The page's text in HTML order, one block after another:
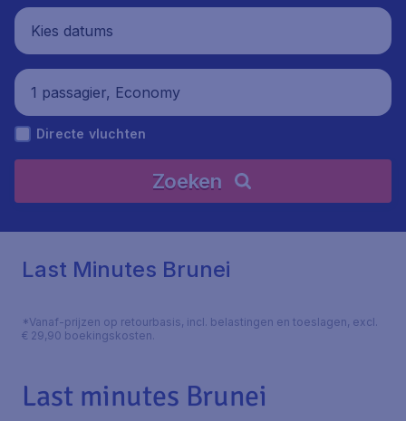
Kies datums
1 passagier, Economy
Directe vluchten
Zoeken
Last Minutes Brunei
*Vanaf-prijzen op retourbasis, incl. belastingen en toeslagen, excl.
€ 29,90 boekingskosten.
Last minutes Brunei